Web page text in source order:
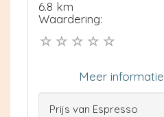
6.8 km
Waardering:
Meer informatie
Prijs van Espresso